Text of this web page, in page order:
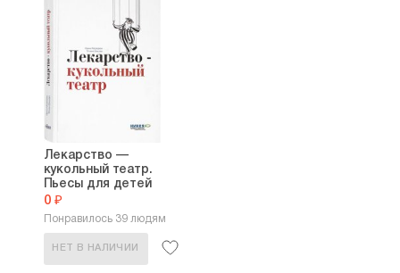
Лекарство —
кукольный театр.
Пьесы для детей
0 ₽
Понравилось 39 людям
НЕТ В НАЛИЧИИ